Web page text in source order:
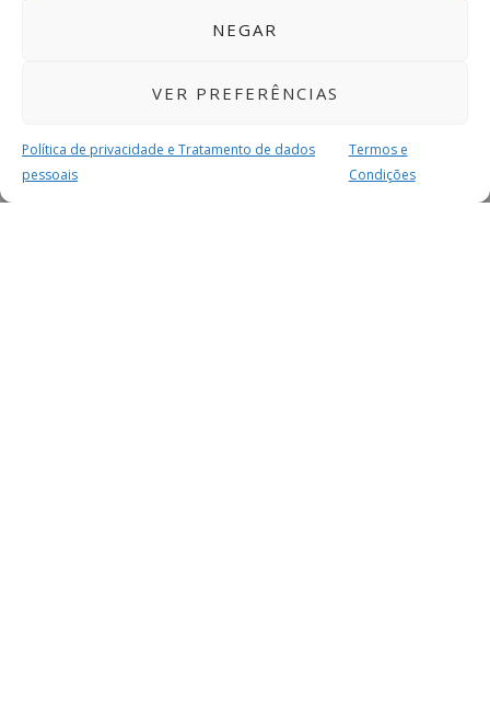
NEGAR
VER PREFERÊNCIAS
Política de privacidade e Tratamento de dados
pessoais
Termos e
Condições